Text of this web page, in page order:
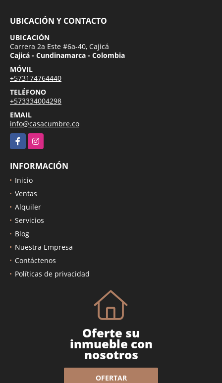
UBICACIÓN Y CONTACTO
UBICACIÓN
Carrera 2a Este #6a-40, Cajicá
Cajicá - Cundinamarca - Colombia
MÓVIL
+573174764440
TELÉFONO
+573334004298
EMAIL
info@casacumbre.co
FacebookInstagram
INFORMACIÓN
Inicio
Ventas
Alquiler
Servicios
Blog
Nuestra Empresa
Contáctenos
Políticas de privacidad
Oferte su
inmueble con
nosotros
OFERTAR